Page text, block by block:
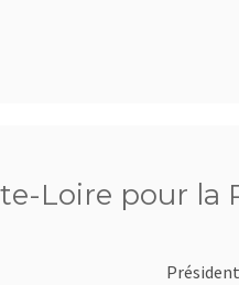
Loire pour la